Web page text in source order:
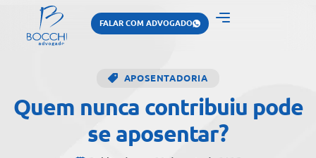
FALAR COM ADVOGADO
APOSENTADORIA
Quem nunca contribuiu pode
se aposentar?